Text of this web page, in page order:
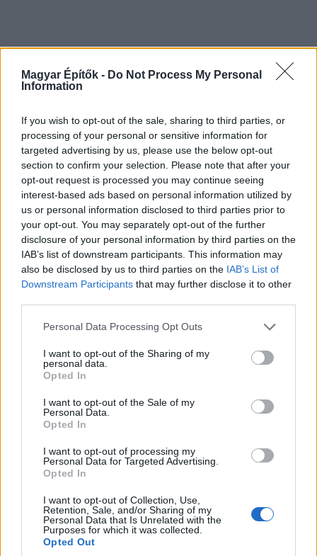
Magyar Építők - Do Not Process My Personal
Information
If you wish to opt-out of the sale, sharing to third parties, or
processing of your personal or sensitive information for
targeted advertising by us, please use the below opt-out
section to confirm your selection. Please note that after your
opt-out request is processed you may continue seeing
interest-based ads based on personal information utilized by
us or personal information disclosed to third parties prior to
your opt-out. You may separately opt-out of the further
disclosure of your personal information by third parties on the
IAB’s list of downstream participants. This information may
also be disclosed by us to third parties on the IAB’s List of
Downstream Participants that may further disclose it to other
Please note that this website/app uses one or more Google
not limited to your visit or usage behaviour. You may click to
grant or deny consent to Google and its third-party tags to
use your data for below specified purposes in below Google
consent section.
Personal Data Processing Opt Outs
I want to opt-out of the Sharing of my
personal data.
Opted In
I want to opt-out of the Sale of my
Personal Data.
Opted In
I want to opt-out of processing my
Personal Data for Targeted Advertising.
Opted In
I want to opt-out of Collection, Use,
Retention, Sale, and/or Sharing of my
Personal Data that Is Unrelated with the
Purposes for which it was collected.
Opted Out